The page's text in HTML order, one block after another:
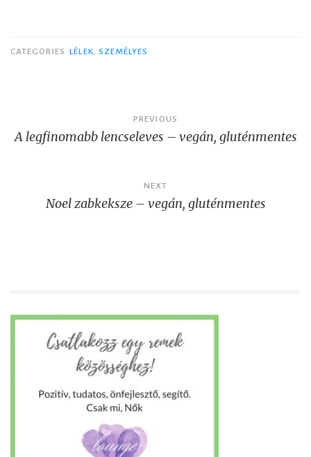
CATEGORIES LÉLEK SZEMÉLYES
navigation
PREVIOUS
A legfinomabb lencseleves – vegán, gluténmentes
NEXT
Noel zabkeksze – vegán, gluténmentes